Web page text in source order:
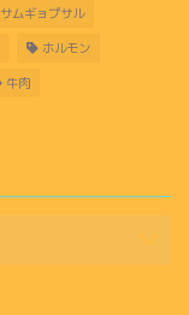
サムギョプサル
ホルモン
牛肉